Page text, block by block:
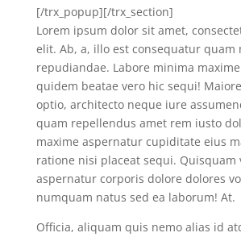
[/trx_popup][/trx_section]
Lorem ipsum dolor sit amet,
elit. Ab, a, illo est consequatur quam
repudiandae. Labore minima
quidem beatae vero hic sequi!
optio, architecto neque iure
quam repellendus amet rem iusto
maxime aspernatur cupiditate eius
ratione nisi placeat sequi. Quisquam
aspernatur corporis dolore dolores
numquam natus sed ea laborum! At.
Officia, aliquam quis nemo alias id